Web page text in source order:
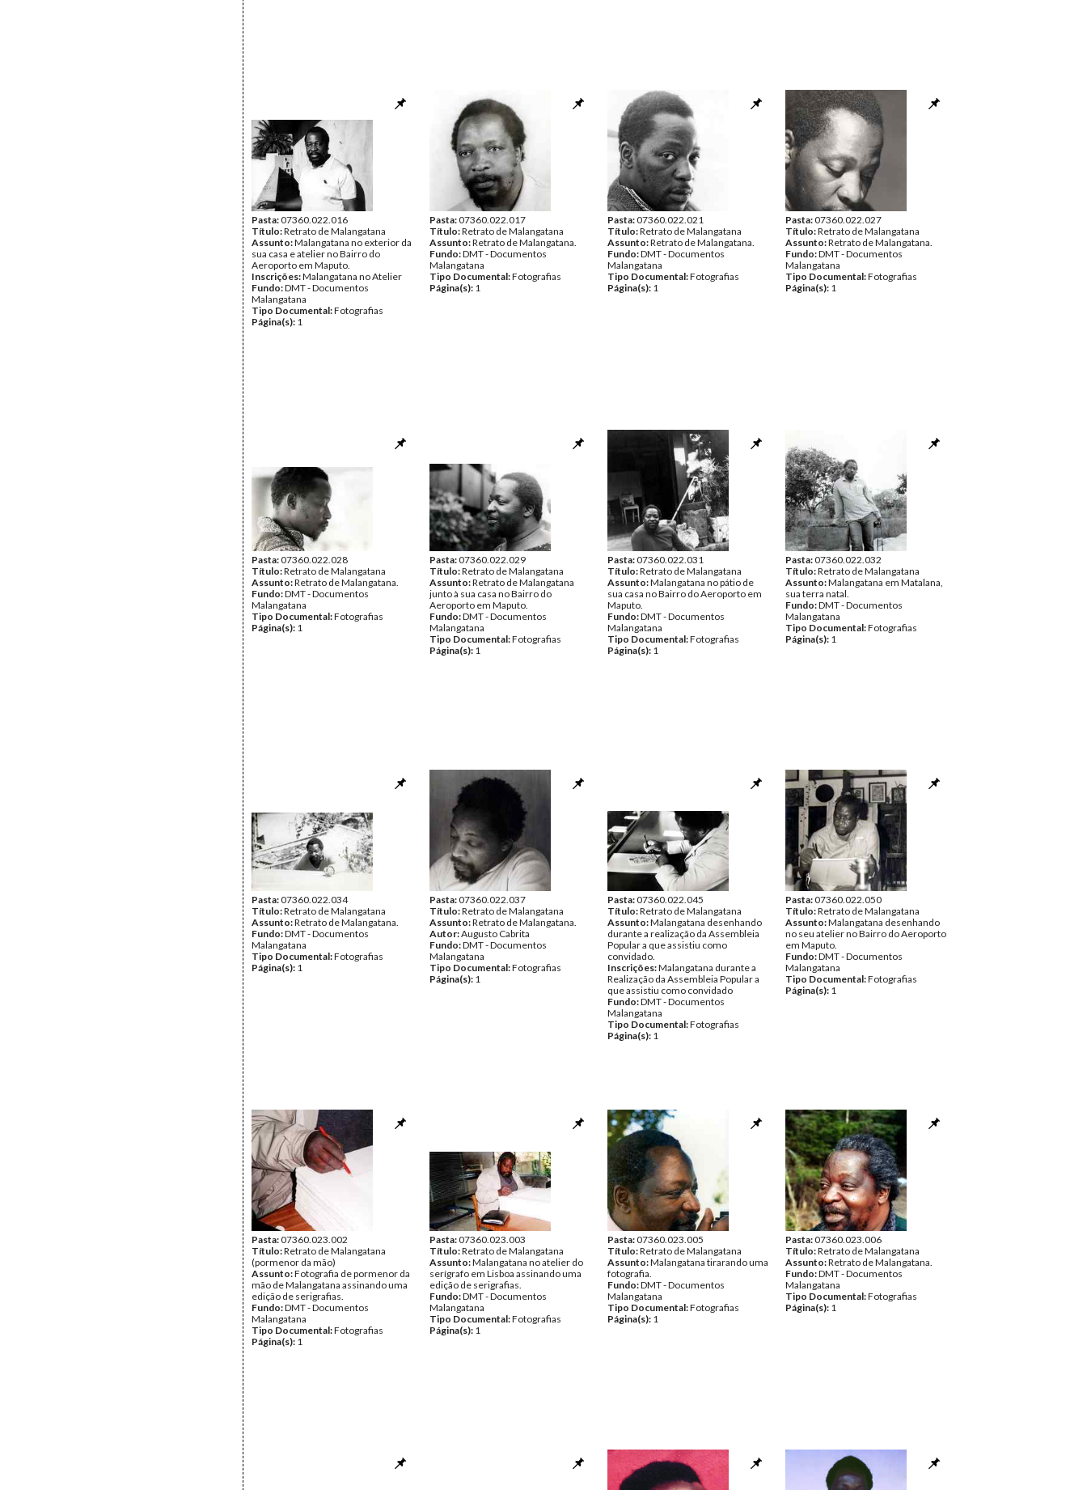
Pasta:07360.022.016
Título:Retrato de Malangatana
Assunto:Malangatana no exterior da
sua casa e atelier no Bairro do
Aeroporto em Maputo.
Inscrições:Malangatana no Atelier
Fundo:DMT - Documentos
Malangatana
Tipo Documental:Fotografias
Página(s): 1
Pasta:07360.022.017
Título:Retrato de Malangatana
Assunto:Retrato de Malangatana.
Fundo:DMT - Documentos
Malangatana
Tipo Documental:Fotografias
Página(s): 1
Pasta:07360.022.021
Título:Retrato de Malangatana
Assunto:Retrato de Malangatana.
Fundo:DMT - Documentos
Malangatana
Tipo Documental:Fotografias
Página(s): 1
Pasta:07360.022.027
Título:Retrato de Malangatana
Assunto:Retrato de Malangatana.
Fundo:DMT - Documentos
Malangatana
Tipo Documental:Fotografias
Página(s): 1
Pasta:07360.022.028
Título:Retrato de Malangatana
Assunto:Retrato de Malangatana.
Fundo:DMT - Documentos
Malangatana
Tipo Documental:Fotografias
Página(s): 1
Pasta:07360.022.029
Título:Retrato de Malangatana
Assunto:Retrato de Malangatana
junto à sua casa no Bairro do
Aeroporto em Maputo.
Fundo:DMT - Documentos
Malangatana
Tipo Documental:Fotografias
Página(s): 1
Pasta:07360.022.031
Título:Retrato de Malangatana
Assunto:Malangatana no pátio de
sua casa no Bairro do Aeroporto em
Maputo.
Fundo:DMT - Documentos
Malangatana
Tipo Documental:Fotografias
Página(s): 1
Pasta:07360.022.032
Título:Retrato de Malangatana
Assunto:Malangatana em Matalana,
sua terra natal.
Fundo:DMT - Documentos
Malangatana
Tipo Documental:Fotografias
Página(s): 1
Pasta:07360.022.034
Título:Retrato de Malangatana
Assunto:Retrato de Malangatana.
Fundo:DMT - Documentos
Malangatana
Tipo Documental:Fotografias
Página(s): 1
Pasta:07360.022.037
Título:Retrato de Malangatana
Assunto:Retrato de Malangatana.
Autor:Augusto Cabrita
Fundo:DMT - Documentos
Malangatana
Tipo Documental:Fotografias
Página(s): 1
Pasta:07360.022.045
Título:Retrato de Malangatana
Assunto:Malangatana desenhando
durante a realização da Assembleia
Popular a que assistiu como
convidado.
Inscrições:Malangatana durante a
Realização da Assembleia Popular a
que assistiu como convidado
Fundo:DMT - Documentos
Malangatana
Tipo Documental:Fotografias
Página(s): 1
Pasta:07360.022.050
Título:Retrato de Malangatana
Assunto:Malangatana desenhando
no seu atelier no Bairro do Aeroporto
em Maputo.
Fundo:DMT - Documentos
Malangatana
Tipo Documental:Fotografias
Página(s): 1
Pasta:07360.023.002
Título:Retrato de Malangatana
(pormenor da mão)
Assunto:Fotografia de pormenor da
mão de Malangatana assinando uma
edição de serigrafias.
Fundo:DMT - Documentos
Malangatana
Tipo Documental:Fotografias
Página(s): 1
Pasta:07360.023.003
Título:Retrato de Malangatana
Assunto:Malangatana no atelier do
serígrafo em Lisboa assinando uma
edição de serigrafias.
Fundo:DMT - Documentos
Malangatana
Tipo Documental:Fotografias
Página(s): 1
Pasta:07360.023.005
Título:Retrato de Malangatana
Assunto:Malangatana tirarando uma
fotografia.
Fundo:DMT - Documentos
Malangatana
Tipo Documental:Fotografias
Página(s): 1
Pasta:07360.023.006
Título:Retrato de Malangatana
Assunto:Retrato de Malangatana.
Fundo:DMT - Documentos
Malangatana
Tipo Documental:Fotografias
Página(s): 1